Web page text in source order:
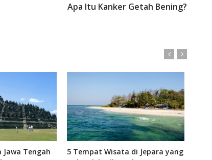
Apa Itu Kanker Getah Bening?
Tengah
5 Tempat Wisata di Jepara yang